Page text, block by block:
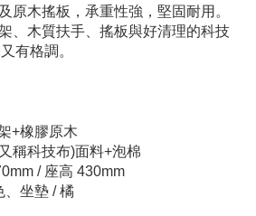
原木搖板，承重性強，堅固耐用。
、木質扶手、搖板與好清理的科技
有格調。
+橡膠原木
科技布)面料+泡棉
/ 座高 430mm
、坐墊 / 橘